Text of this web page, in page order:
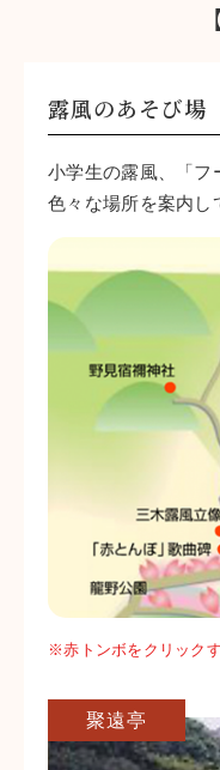
露風のあそび場
小学生の露風、「フ
色々な場所を案内し
※赤トンボをクリック
聚遠亭